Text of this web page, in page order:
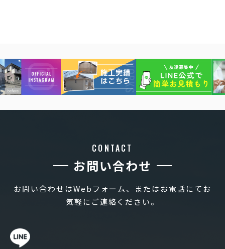
CONTACT
お問い合わせ
お問い合わせはWebフォーム、またはお電話にてお
気軽にご連絡ください。